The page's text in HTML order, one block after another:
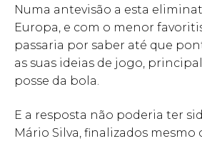
Numa antevisão a esta
Europa, e com o menor
passaria por saber até que
as suas ideias de jogo,
posse da bola.
E a resposta não poderia ter
Mário Silva, finalizados